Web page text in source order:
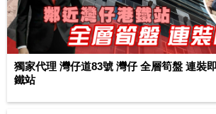
獨家代理 灣仔道83號 灣仔 全層筍盤 連裝
鐵站